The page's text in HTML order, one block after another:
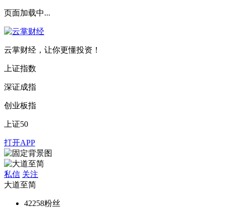
页面加载中...
云掌财经，让你更懂投资！
上证指数
深证成指
创业板指
上证50
打开APP
私信 关注
大道至简
42258粉丝